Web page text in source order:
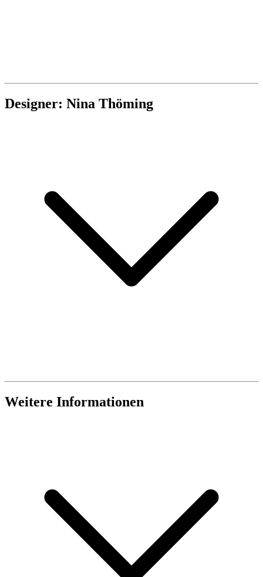
Designer: Nina Thöming
Weitere Informationen